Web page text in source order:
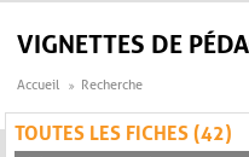
VIGNETTES DE
Accueil Recherche
TOUTES LES FICHES (42)